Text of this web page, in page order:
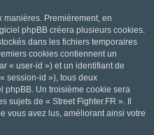
manières. Premièrement, en
phpBB créera plusieurs cookies.
dans les fichiers temporaires
cookies contiennent un
« user-id ») et un identifiant de
session-id »), tous deux
phpBB. Un troisième cookie sera
sujets de « Street Fighter.FR ». Il
vous avez lus, améliorant ainsi votre